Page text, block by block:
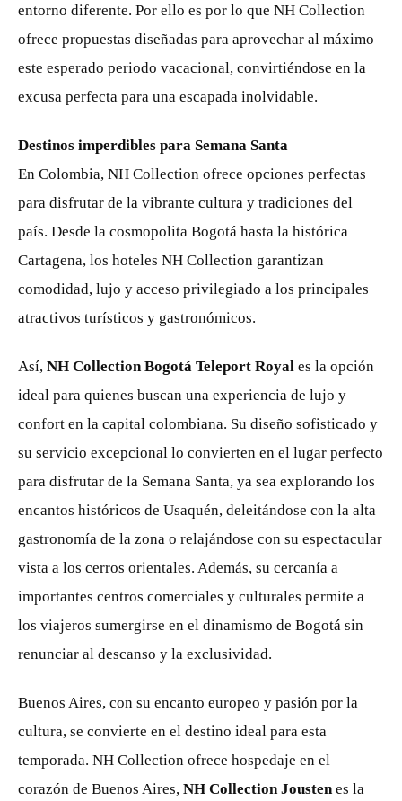
entorno diferente. Por ello es por lo que NH Collection
ofrece propuestas diseñadas para aprovechar al máximo
este esperado periodo vacacional, convirtiéndose en la
excusa perfecta para una escapada inolvidable.
Destinos imperdibles para Semana Santa
En Colombia, NH Collection ofrece opciones perfectas
para disfrutar de la vibrante cultura y tradiciones del
país. Desde la cosmopolita Bogotá hasta la histórica
Cartagena, los hoteles NH Collection garantizan
comodidad, lujo y acceso privilegiado a los principales
atractivos turísticos y gastronómicos.
Así, NH Collection Bogotá Teleport Royal es la opción
ideal para quienes buscan una experiencia de lujo y
confort en la capital colombiana. Su diseño sofisticado y
su servicio excepcional lo convierten en el lugar perfecto
para disfrutar de la Semana Santa, ya sea explorando los
encantos históricos de Usaquén, deleitándose con la alta
gastronomía de la zona o relajándose con su espectacular
vista a los cerros orientales. Además, su cercanía a
importantes centros comerciales y culturales permite a
los viajeros sumergirse en el dinamismo de Bogotá sin
renunciar al descanso y la exclusividad.
Buenos Aires, con su encanto europeo y pasión por la
cultura, se convierte en el destino ideal para esta
temporada. NH Collection ofrece hospedaje en el
corazón de Buenos Aires, NH Collection Joustenes la